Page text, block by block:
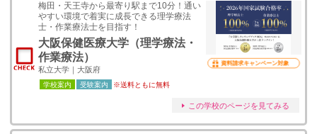
梅田・天王寺から最寄り駅まで10分！通い
やすい環境で着実に成長できる理学療法
士・作業療法士を目指す！
大阪保健医療大学（理学療法・
作業療法）
私立大学｜大阪府
学校案内 受験案内 ※送料ともに無料
資料請求キャンペーン対象
この学校のページを見てみる